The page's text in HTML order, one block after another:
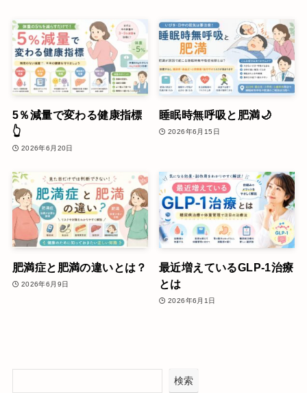
5％減量で変わる健康指標
👆
2026年6月20日
睡眠時無呼吸と肥満🌙
2026年6月15日
肥満症と肥満の違いとは？
2026年6月9日
最近増えているGLP-1治療
とは
2026年6月1日
検索